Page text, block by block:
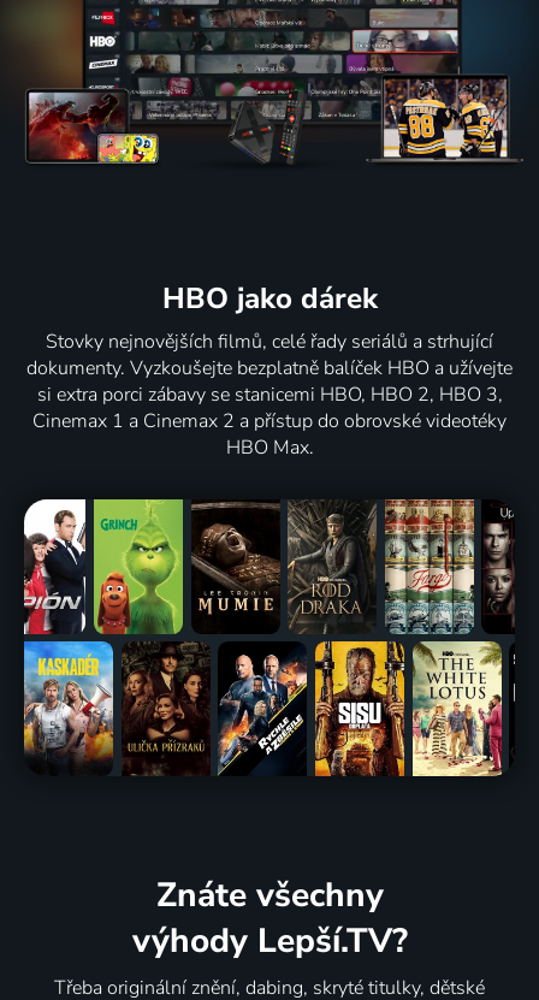
HBO jako dárek
Stovky nejnovějších filmů, celé řady seriálů a strhující
dokumenty. Vyzkoušejte bezplatně balíček HBO a užívejte
si extra porci zábavy se stanicemi HBO, HBO 2, HBO 3,
Cinemax 1 a Cinemax 2 a přístup do obrovské videotéky
HBO Max.
Znáte všechny
výhody Lepší.TV?
Třeba originální znění, dabing, skryté titulky, dětské